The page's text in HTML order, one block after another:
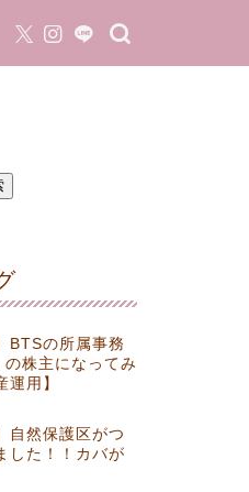
BTSの所属事務
の株主になってみ
運用】
自然保護区がつ
した！！カバが